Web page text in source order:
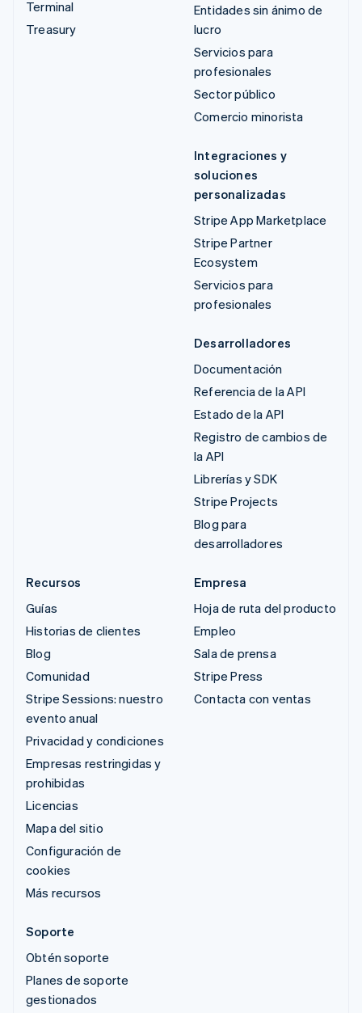
Terminal
Treasury
Entidades sin ánimo de
lucro
Servicios para
profesionales
Sector público
Comercio minorista
Integraciones y
soluciones
personalizadas
Stripe App Marketplace
Stripe Partner
Ecosystem
Servicios para
profesionales
Desarrolladores
Documentación
Referencia de la API
Estado de la API
Registro de cambios de
la API
Librerías y SDK
Stripe Projects
Blog para
desarrolladores
Recursos
Guías
Historias de clientes
Blog
Comunidad
Stripe Sessions: nuestro
evento anual
Privacidad y condiciones
Empresas restringidas y
prohibidas
Licencias
Mapa del sitio
Configuración de
cookies
Más recursos
Empresa
Hoja de ruta del producto
Empleo
Sala de prensa
Stripe Press
Contacta con ventas
Soporte
Obtén soporte
Planes de soporte
gestionados